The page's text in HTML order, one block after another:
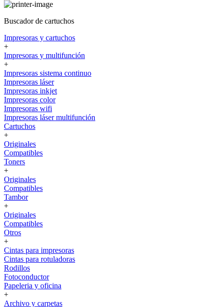
Buscador de cartuchos
Impresoras y cartuchos
+
Impresoras y multifunción
+
Impresoras sistema continuo
Impresoras láser
Impresoras inkjet
Impresoras color
Impresoras wifi
Impresoras láser multifunción
Cartuchos
+
Originales
Compatibles
Toners
+
Originales
Compatibles
Tambor
+
Originales
Compatibles
Otros
+
Cintas para impresoras
Cintas para rotuladoras
Rodillos
Fotoconductor
Papeleria y oficina
+
Archivo y carpetas